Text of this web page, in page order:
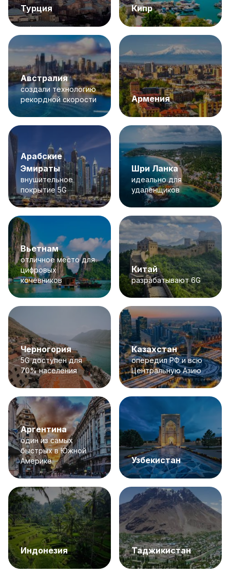
Турция Кипр
Австралия
создали технологию
рекордной скорости
Армения
Арабские
Эмираты
внушительное
покрытие 5G
Шри Ланка
идеально для
удаленщиков
Вьетнам
отличное место для
цифровых
кочевников
Китай
разрабатывают 6G
Черногория
5G доступен для
70% населения
Казахстан
опередил РФ и всю
Центральную Азию
Аргентина
один из самых
быстрых в Южной
Америке
Узбекистан
Индонезия Таджикистан